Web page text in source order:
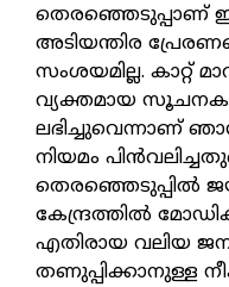
തെരഞ്ഞെടുപ്പാണ്
അടിയന്തിര
സംശയമില്ല. കാറ്റ്
വ്യക്തമായ
ലഭിച്ചുവെന്നാണ്
നിയമം
തെരഞ്ഞെടുപ്പില്‍
കേന്ദ്രത്തില്‍
എതിരായ വലിയ
തണുപ്പിക്കാനുള്ള